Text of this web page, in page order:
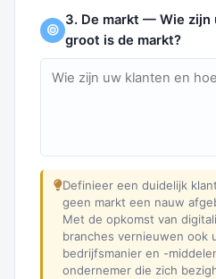
3. De markt — Wie zijn
groot is de markt?
Definieer een duidelijk
geen markt een nauw
Met de opkomst van
branches vernieuwen ook
bedrijfsmanier en -
ondernemer die zich